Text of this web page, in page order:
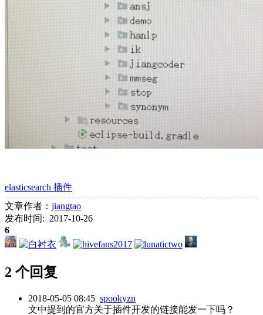
elasticsearch 插件
文章作者： jiangtao
发布时间: 2017-10-26
6
2 个回复
2018-05-05 08:45 spookyzn
文中提到的官方关于插件开发的链接能发一下吗？